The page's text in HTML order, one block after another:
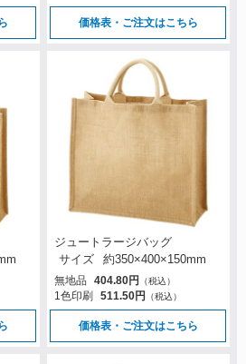
価格表・ご注文はこちら
ジュートラージバッグ
サイズ
約350×400×150mm
無地品
404.80円 （税込）
1色印刷 511.50円 （税込）
価格表・ご注文はこちら